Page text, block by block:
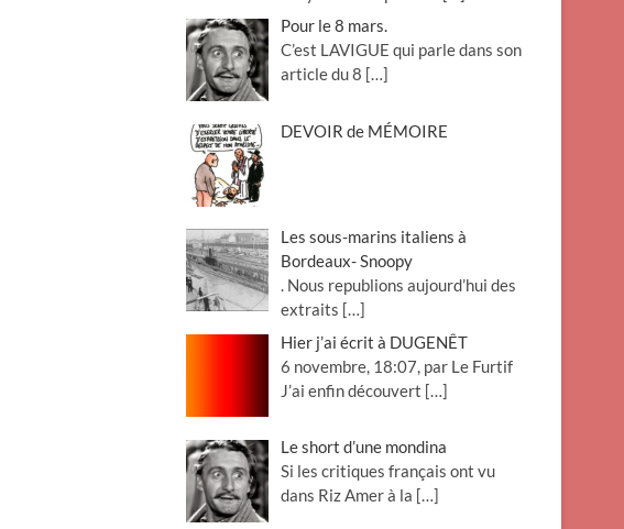
Pour le 8 mars.
C’est LAVIGUE qui parle dans son
article du 8 […]
DEVOIR de MÉMOIRE
Les sous-marins italiens à
Bordeaux- Snoopy
. Nous republions aujourd’hui des
extraits […]
Hier j’ai écrit à DUGENÊT
6 novembre, 18:07, par Le Furtif
J’ai enfin découvert […]
Le short d’une mondina
Si les critiques français ont vu
dans Riz Amer à la […]